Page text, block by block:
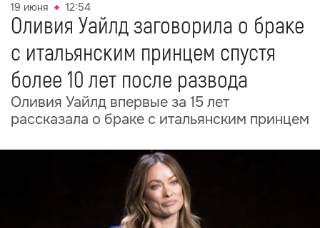
19 июня 12:54
Оливия Уайлд заговорила о браке
с итальянским принцем спустя
более 10 лет после развода
Оливия Уайлд впервые за 15 лет
рассказала о браке с итальянским принцем